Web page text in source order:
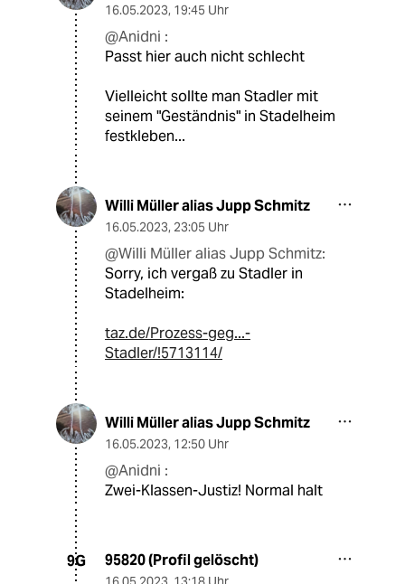
16.05.2023, 19:45 Uhr
@Anidni :
Passt hier auch nicht schlecht
Vielleicht sollte man Stadler mit
seinem "Geständnis" in Stadelheim
festkleben...
Willi Müller alias Jupp Schmitz
16.05.2023, 23:05 Uhr
@Willi Müller alias Jupp Schmitz:
Sorry, ich vergaß zu Stadler in
Stadelheim:
taz.de/Prozess-geg...-
Stadler/!5713114/
Willi Müller alias Jupp Schmitz
16.05.2023, 12:50 Uhr
@Anidni :
Zwei-Klassen-Justiz! Normal halt
9G 95820 (Profil gelöscht)